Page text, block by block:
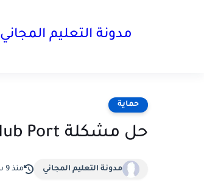
مدونة التعليم المجاني
حماية
حل مشكلة Power Surge On Hub Port في الويندوز
مدونة التعليم المجاني منذ 9 سنة